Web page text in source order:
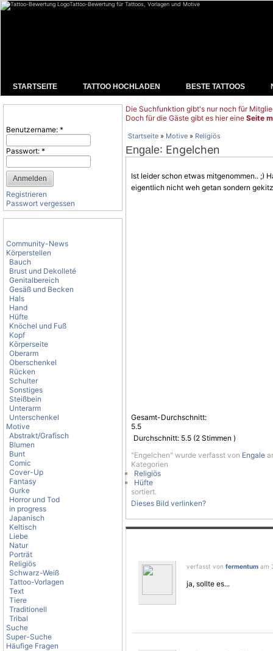
Tattoo-Bewertung für Tattoos, Vorlagen und Motive
STARTSEITE TATTOO HOCHLADEN BESTE TATTOOS
Benutzername: *
Passwort: *
Registrieren
Passwort vergessen
Community-News
Körperstellen
Bauch
Brust und Dekolleté
Genitalbereich
Gesäß und Becken
Hals
Hand
Hüfte
Knöchel und Fuß
Kopf
Körperseite
Oberarm
Oberschenkel
Rücken
Schulter
Sonstiges
Steißbein
Unterarm
Unterschenkel
Motive
Abstrakt/Grafisch
Blumen
Bunt
Comic
Cover-Up
Fantasy
Gurke
Horror und Tod
in progress
Japanisch
Keltisch
Liebe
Natur
Porträt
Religiös
Schwarz-Weiß
Tattoo-Vorlagen
Text
Tiere
Traditionell
Tribal
Suche
Super-Suche
Häufige Fragen
Die Suchfunktion gibt's nur noch für
Doch für die Gäste gibt es hier eine Seite
Startseite » Motive » Religiös
Engale: Engelchen
Ist leider schon etwas mitgenommen.. ;)
eigentlich nicht weh getan sondern
Gesamt-Durchschnitt:
5.5
Durchschnitt: 5.5 (2 Stimmen )
"Engelchen" wurde verfasst von Engale
Kategorien
Religiös
Hüfte
sortiert.
Dieses Bild verlinken?
verfasst von fermentum am
ja, sollte es...